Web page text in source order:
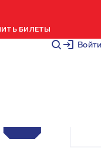
Войти
БИЛЕТЫ